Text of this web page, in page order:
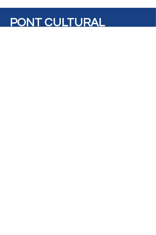
PONT CULTURAL